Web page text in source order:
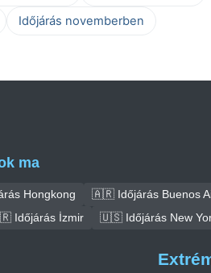
Időjárás novemberben
ma
Hongkong 🇦🇷 Időjárás Buenos
Időjárás İzmir 🇺🇸 Időjárás New